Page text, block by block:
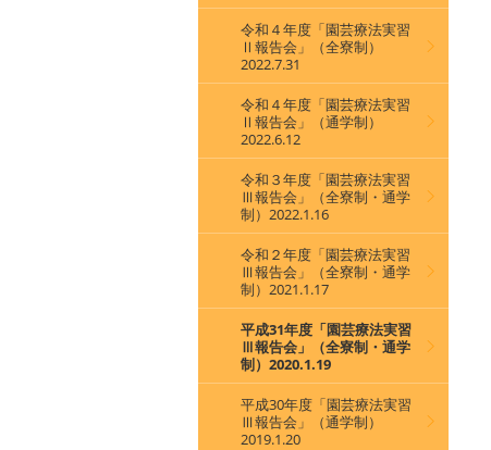
令和４年度「園芸療法実習
Ⅱ報告会」（全寮制）
2022.7.31
令和４年度「園芸療法実習
Ⅱ報告会」（通学制）
2022.6.12
令和３年度「園芸療法実習
Ⅲ報告会」（全寮制・通学
制）2022.1.16
令和２年度「園芸療法実習
Ⅲ報告会」（全寮制・通学
制）2021.1.17
平成31年度「園芸療法実習
Ⅲ報告会」（全寮制・通学
制）2020.1.19
平成30年度「園芸療法実習
Ⅲ報告会」（通学制）
2019.1.20